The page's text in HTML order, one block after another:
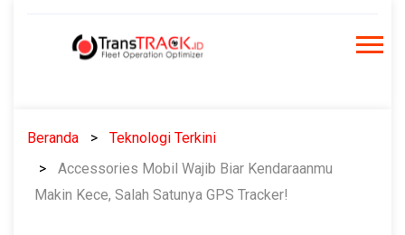
Beranda
Teknologi Terkini
Accessories Mobil Wajib Biar Kendaraanmu
Makin Kece, Salah Satunya GPS Tracker!